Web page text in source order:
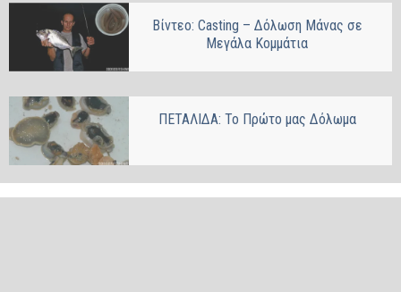
Βίντεο: Casting – Δόλωση Μάνας σε
Μεγάλα Κομμάτια
ΠΕΤΑΛΙΔΑ: Το Πρώτο μας Δόλωμα